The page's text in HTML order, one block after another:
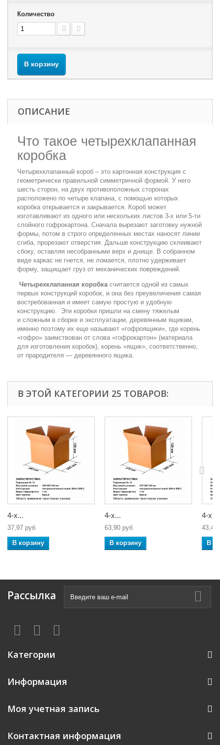
Количество
В корзину
ОПИСАНИЕ
Что такое четырехклапанная
коробка
Четырехклапанный короб – это картонная конструкция с
геометрически правильной симметричной формой. У него
шесть сторон, на двух противоположных сторонах
расположено по четыре клапана, с помощью которых
коробка открывается и закрывается. Короб может
изготавливают из одного или нескольких листов 3-х или 5-ти
слойного гофрокартона. Сначала вырезают заготовку нужной
формы, потом в строго определенных местах наносят линии
сгиба, прорезают отверстия. Дальше конструкцию склеивают
сбоку, оставляя несобранными верх и днище. В собранном
виде каркас не гнется, не ломается, плотно удерживает
форму, защищает груз от механических повреждений.
Четырехклапанная коробкасчитается одной из самых
первых конструкций коробок, и она без преувеличения самая
востребованная и имеет самую простую и удобную
конструкцию. Эти коробки пришли на смену тяжелым
и сложным в сборке и эксплуатации, деревянным ящикам,
именно поэтому их еще называют «гофроящики», где корень
«гофро» заимствован от слова «гофрокартон» (материала
для изготовления коробок), корень «ящик», соответственно,
от прародителя — деревянного ящика.
В ЭТОЙ КАТЕГОРИИ 25 ТОВАРОВ:
4-х...
37,97 руб
В корзину
4-х...
63,90 руб
В корзину
4-х...
43,45
В
Рассылка
Категории
Информация
Моя учетная запись
Контактная информация